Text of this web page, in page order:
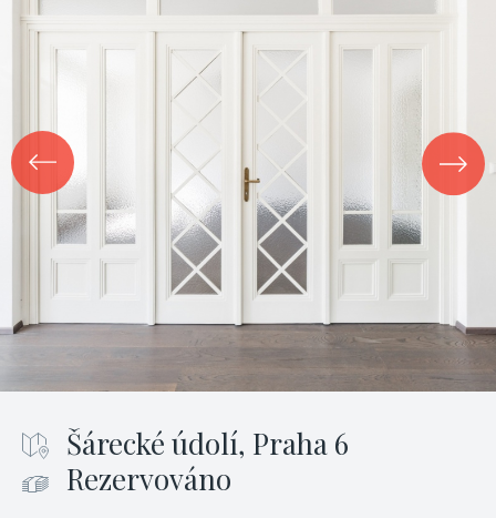
Šárecké údolí, Praha 6
Rezervováno